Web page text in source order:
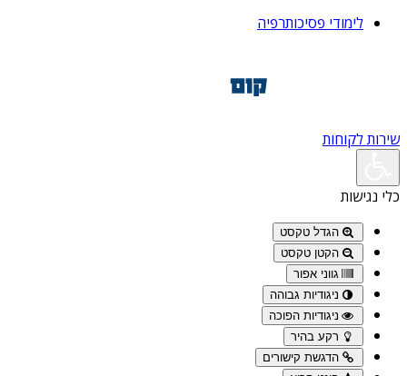
לימודי פסיכותרפיה
שירות לקוחות
כלי נגישות
הגדל טקסט
הקטן טקסט
גווני אפור
ניגודיות גבוהה
ניגודיות הפוכה
רקע בהיר
הדגשת קישורים